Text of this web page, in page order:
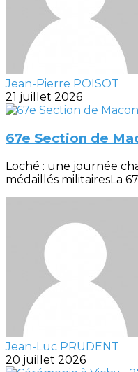
Jean-Pierre POISOT
21 juillet 2026
67e Section de
Loché : une journée
médaillés militairesLa
Jean-Luc PRUDENT
20 juillet 2026